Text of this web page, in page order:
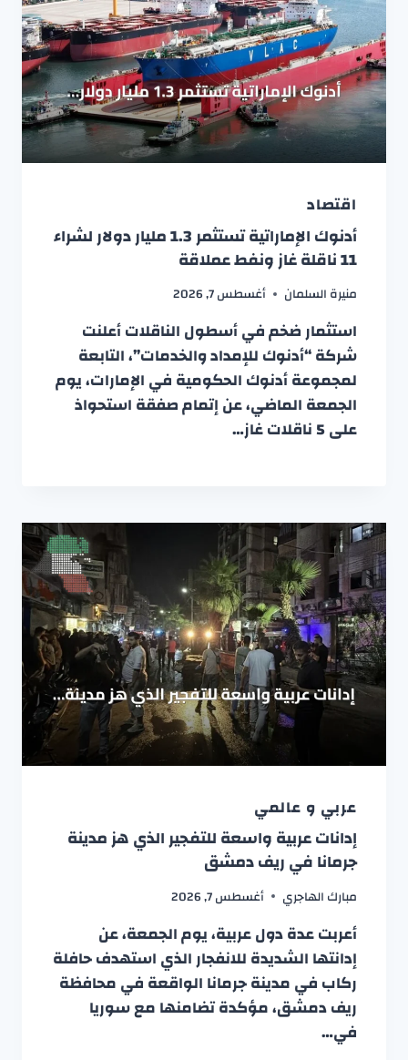
اقتصاد
أدنوك الإماراتية تستثمر 1.3 مليار دولار لشراء
11 ناقلة غاز ونفط عملاقة
منيرة السلمان أغسطس 7, 2026
استثمار ضخم في أسطول الناقلات أعلنت
شركة “أدنوك للإمداد والخدمات”، التابعة
لمجموعة أدنوك الحكومية في الإمارات، يوم
الجمعة الماضي، عن إتمام صفقة استحواذ
على 5 ناقلات غاز…
عربي و عالمي
إدانات عربية واسعة للتفجير الذي هز مدينة
جرمانا في ريف دمشق
مبارك الهاجري أغسطس 7, 2026
أعربت عدة دول عربية، يوم الجمعة، عن
إدانتها الشديدة للانفجار الذي استهدف حافلة
ركاب في مدينة جرمانا الواقعة في محافظة
ريف دمشق، مؤكدة تضامنها مع سوريا
في…